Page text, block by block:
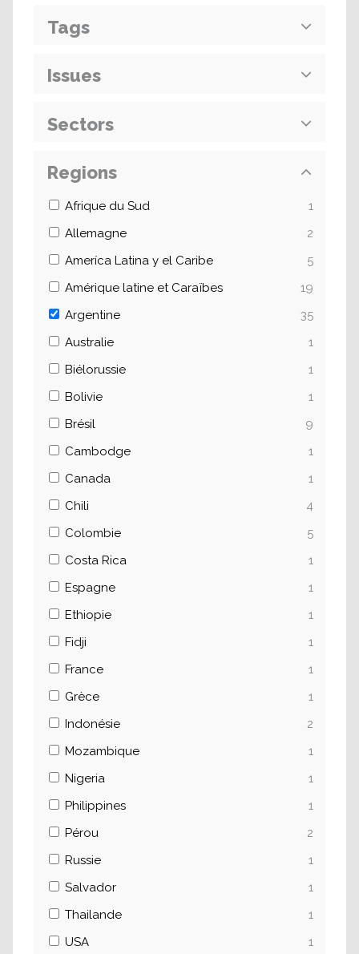
Tags
Issues
Sectors
Regions
Afrique du Sud
1
Allemagne
2
Ameríca Latina y el Caribe
5
Amérique latine et Caraïbes
19
Argentine
35
Australie
1
Biélorussie
1
Bolivie
1
Brésil
9
Cambodge
1
Canada
1
Chili
4
Colombie
5
Costa Rica
1
Espagne
1
Ethiopie
1
Fidji
1
France
1
Grèce
1
Indonésie
2
Mozambique
1
Nigeria
1
Philippines
1
Pérou
2
Russie
1
Salvador
1
Thailande
1
USA
1